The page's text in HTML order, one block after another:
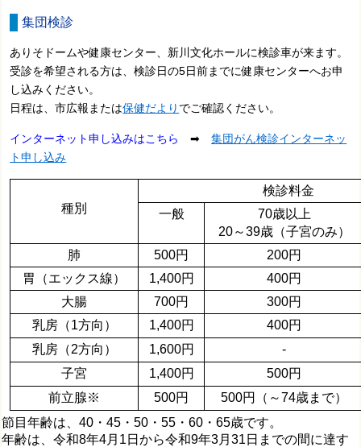
集団検診
ありそドームや健康センター、新川文化ホールに検診車が来ます。
受診を希望される方は、検診日の5日前までに健康センターへお申
し込みください。
日程は、市広報または保健だより でご確認ください。
インターネット申し込みはこちら ➡集団がん検診インターネッ
ト申し込み
種別
検診料金
一般
70歳以上
20～39歳（子宮のみ）
肺
500円
200円
胃（エックス線）
1,400円
400円
大腸
700円
300円
乳房（1方向）
1,400円
400円
乳房（2方向）
1,600円
-
子宮
1,400円
500円
前立腺※
500円
500円（～74歳まで）
節目年齢は、40・45・50・55・60・65歳です。
年齢は、令和8年4月1日から令和9年3月31日までの間に達す